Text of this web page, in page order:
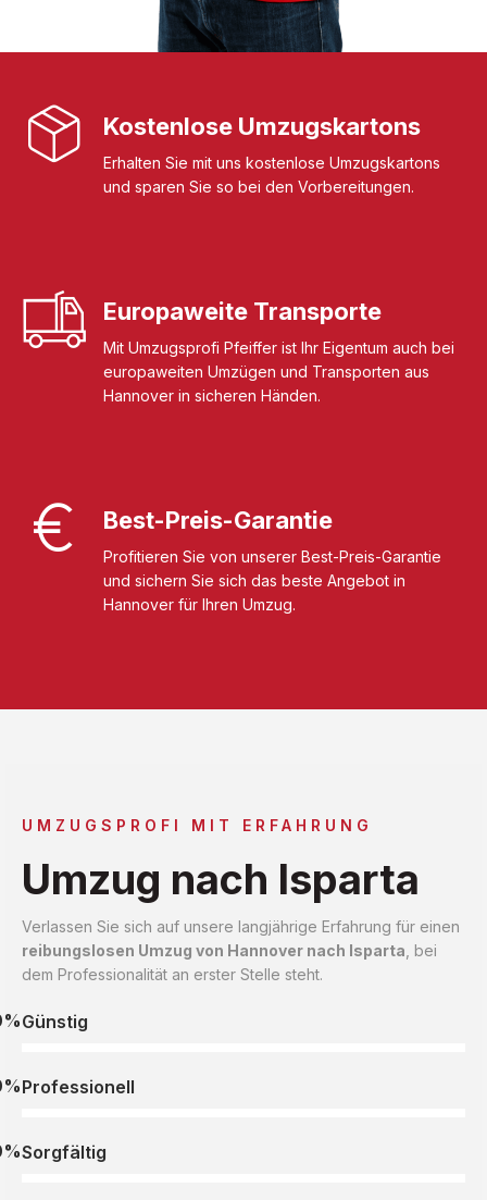
Kostenlose Umzugskartons
Erhalten Sie mit uns kostenlose Umzugskartons
und sparen Sie so bei den Vorbereitungen.
Europaweite Transporte
Mit Umzugsprofi Pfeiffer ist Ihr Eigentum auch bei
europaweiten Umzügen und Transporten aus
Hannover in sicheren Händen.
Best-Preis-Garantie
Profitieren Sie von unserer Best-Preis-Garantie
und sichern Sie sich das beste Angebot in
Hannover für Ihren Umzug.
UMZUGSPROFI MIT ERFAHRUNG
Umzug nach Isparta
Verlassen Sie sich auf unsere langjährige Erfahrung für einen
reibungslosen Umzug von Hannover nach Isparta , bei
dem Professionalität an erster Stelle steht.
Günstig
Professionell
Sorgfältig